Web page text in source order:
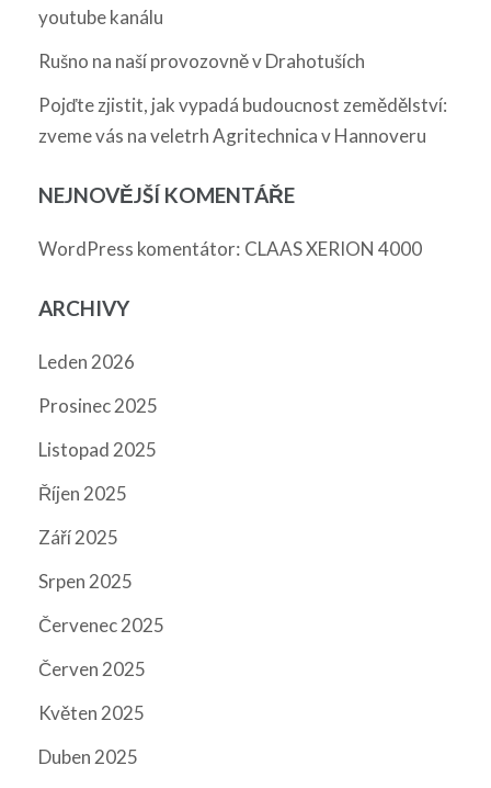
youtube kanálu
Rušno na naší provozovně v Drahotuších
Pojďte zjistit, jak vypadá budoucnost zemědělství:
zveme vás na veletrh Agritechnica v Hannoveru
NEJNOVĚJŠÍ KOMENTÁŘE
WordPress komentátor: CLAAS XERION 4000
ARCHIVY
Leden 2026
Prosinec 2025
Listopad 2025
Říjen 2025
Září 2025
Srpen 2025
Červenec 2025
Červen 2025
Květen 2025
Duben 2025